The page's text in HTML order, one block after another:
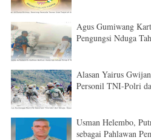
Agus Gumiwang
Pengungsi Nduga
Alasan Yairus
Personil TNI-Polri
Usman Helembo,
sebagai Pahlawan